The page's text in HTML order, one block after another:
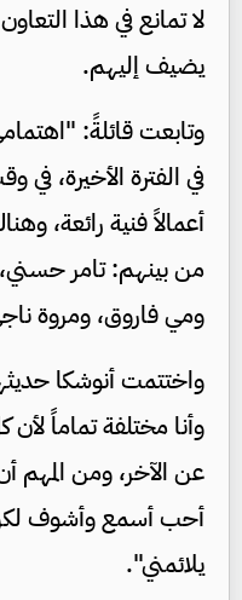
لا تمانع في هذا
يضيف إليهم.
وتابعت قائلةً:
في الفترة الأخيرة،
أعمالاً فنية رائعة،
من بينهم: تامر
ومي فاروق، ومروة
واختتمت أنوشكا
وأنا مختلفة تماماً
عن الآخر، ومن المهم
أحب أسمع وأشوف لكن
يلائمني".